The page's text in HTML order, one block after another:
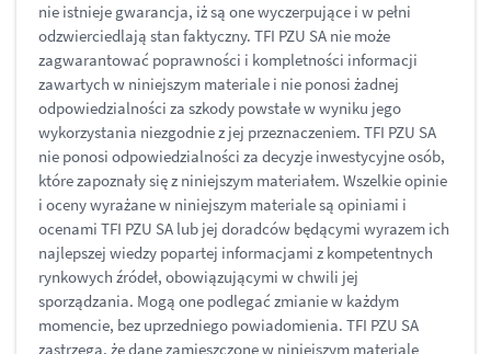
nie istnieje gwarancja, iż są one wyczerpujące i w pełni
odzwierciedlają stan faktyczny. TFI PZU SA nie może
zagwarantować poprawności i kompletności informacji
zawartych w niniejszym materiale i nie ponosi żadnej
odpowiedzialności za szkody powstałe w wyniku jego
wykorzystania niezgodnie z jej przeznaczeniem. TFI PZU SA
nie ponosi odpowiedzialności za decyzje inwestycyjne osób,
które zapoznały się z niniejszym materiałem. Wszelkie opinie
i oceny wyrażane w niniejszym materiale są opiniami i
ocenami TFI PZU SA lub jej doradców będącymi wyrazem ich
najlepszej wiedzy popartej informacjami z kompetentnych
rynkowych źródeł, obowiązującymi w chwili jej
sporządzania. Mogą one podlegać zmianie w każdym
momencie, bez uprzedniego powiadomienia. TFI PZU SA
zastrzega, że dane zamieszczone w niniejszym materiale